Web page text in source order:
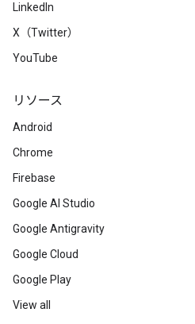
LinkedIn
X（Twitter）
YouTube
リソース
Android
Chrome
Firebase
Google AI Studio
Google Antigravity
Google Cloud
Google Play
View all